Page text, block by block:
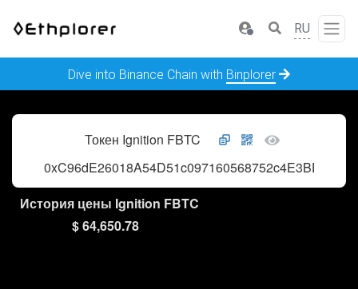
RU
Dive into Binance Chain with Binplorer
Токен Ignition FBTC
История цены Ignition FBTC
$ 64,650.78